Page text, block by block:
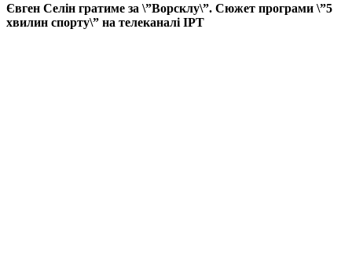
Євген Селін гратиме за \”Ворсклу\”. Сюжет програми \”5
хвилин спорту\” на телеканалі ІРТ